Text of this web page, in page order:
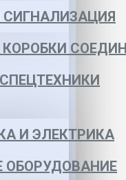
И ЭЛЕКТРИКА
ОБОРУДОВАНИЕ